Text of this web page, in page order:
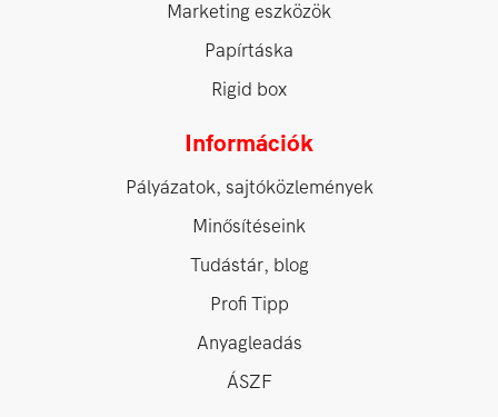
Marketing eszközök
Papírtáska
Rigid box
Információk
Pályázatok, sajtóközlemények
Minősítéseink
Tudástár, blog
Profi Tipp
Anyagleadás
ÁSZF